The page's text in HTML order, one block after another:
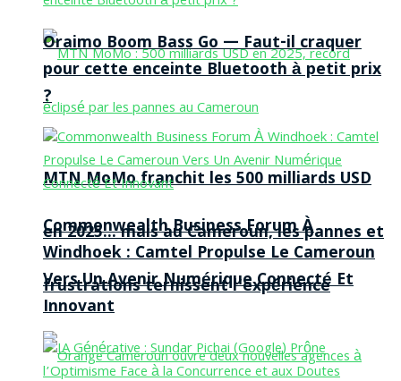
MTN MoMo franchit les 500 milliards USD
en 2025… mais au Cameroun, les pannes et
frustrations ternissent l’expérience
Oraimo Boom Bass Go — Faut-il craquer
pour cette enceinte Bluetooth à petit prix
?
Commonwealth Business Forum À
Windhoek : Camtel Propulse Le Cameroun
Vers Un Avenir Numérique Connecté Et
Innovant